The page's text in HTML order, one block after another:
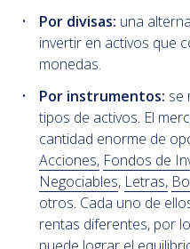
Por divisas: una
invertir en activos que
monedas.
Por instrumentos: se
tipos de activos. El
cantidad enorme de
Acciones, Fondos de
Negociables, Letras,
otros. Cada uno de
rentas diferentes, por